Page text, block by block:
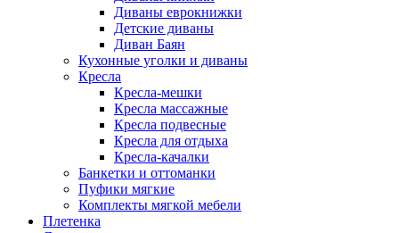
Диваны еврокнижки
Детские диваны
Диван Баян
Кухонные уголки и диваны
Кресла
Кресла-мешки
Кресла массажные
Кресла подвесные
Кресла для отдыха
Кресла-качалки
Банкетки и оттоманки
Пуфики мягкие
Комплекты мягкой мебели
Плетенка